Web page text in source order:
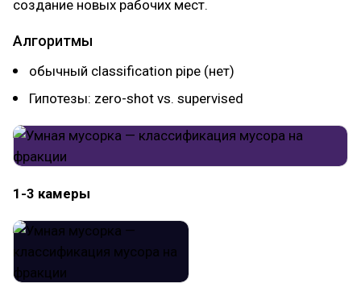
создание новых рабочих мест.
Алгоритмы
обычный classification pipe (нет)
Гипотезы: zero-shot vs. supervised
1-3 камеры